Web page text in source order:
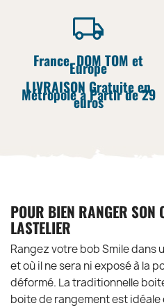
France, DOM TOM et
Europe
LIVRAISON Gratuite en
Métropole à Partir de 29
euros
POUR BIEN RANGER SON
LASTELIER
Rangez votre bob Smile dans
et où il ne sera ni exposé à la
déformé. La traditionnelle
boite de rangement est